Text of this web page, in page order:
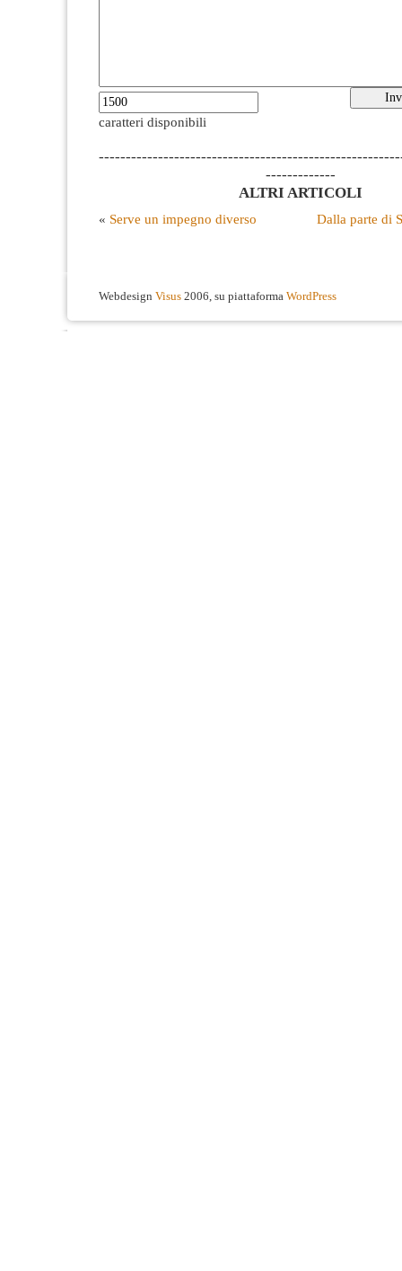
caratteri disponibili
-------------
ALTRI ARTICOLI
« Serve un impegno diverso Dalla parte di
Webdesign Visus 2006, su piattaforma WordPress